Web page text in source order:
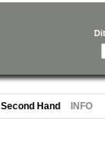
Second Hand INFO